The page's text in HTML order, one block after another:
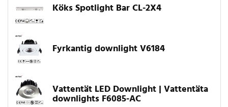
Köks Spotlight Bar CL-2X4
Fyrkantig downlight V6184
Vattentät LED Downlight | Vattentäta
downlights F6085-AC